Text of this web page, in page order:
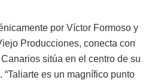
por Víctor Formoso y
Producciones, conecta con
sitúa en el centro de su
“Taliarte es un magnífico punto